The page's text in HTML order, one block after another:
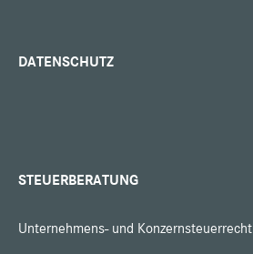
DATENSCHUTZ
STEUERBERATUNG
Unternehmens- und Konzernsteuerrecht